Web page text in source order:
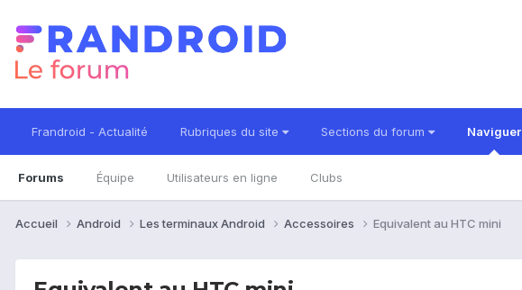
Frandroid - Actualité Rubriques du site Sections du forum Naviguer
Forums Équipe Utilisateurs en ligne Clubs
Accueil Android Les terminaux Android Accessoires Equivalent au HTC mini